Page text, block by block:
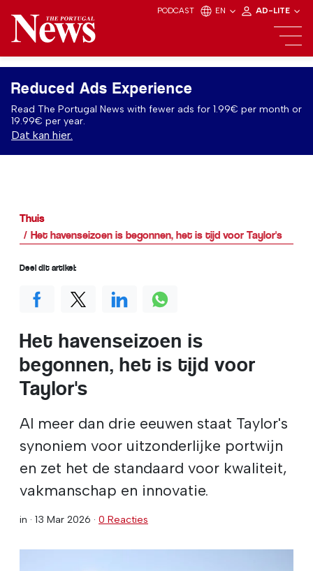
PODCAST EN AD-LITE
Reduced Ads Experience
Read The Portugal News with fewer ads for 1.99€ per month or
19.99€ per year.
Dat kan hier.
Thuis
Het havenseizoen is begonnen, het is tijd voor Taylor's
Het havenseizoen is
begonnen, het is tijd voor
Taylor's
Al meer dan drie eeuwen staat Taylor's
synoniem voor uitzonderlijke portwijn
en zet het de standaard voor kwaliteit,
vakmanschap en innovatie.
in · 13 Mar 2026 · 0 Reacties
Deel dit artikel: